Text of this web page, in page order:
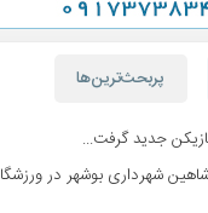
پربحث‌ترین‌ها
جدید گرفت...
شهردارى بوشهر در